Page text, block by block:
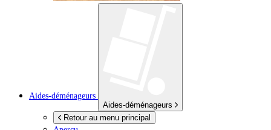
Aides-déménageurs
Aides-déménageurs
Retour au menu principal